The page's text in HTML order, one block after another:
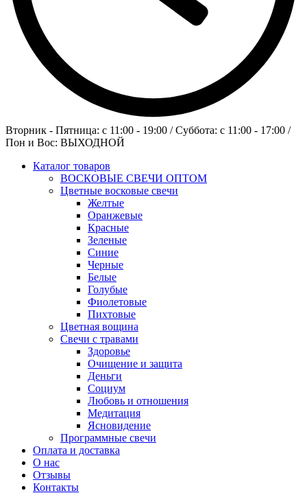
Вторник - Пятница: c 11:00 - 19:00 / Суббота: c 11:00 - 17:00 /
Пон и Вос: ВЫХОДНОЙ
Каталог товаров
ВОСКОВЫЕ СВЕЧИ ОПТОМ
Цветные восковые свечи
Желтые
Оранжевые
Красные
Зеленые
Синие
Черные
Белые
Голубые
Фиолетовые
Пихтовые
Цветная вощина
Свечи с травами
Здоровье
Очищение и защита
Деньги
Социум
Любовь и отношения
Медитация
Ясновидение
Программные свечи
Оплата и доставка
О нас
Отзывы
Контакты